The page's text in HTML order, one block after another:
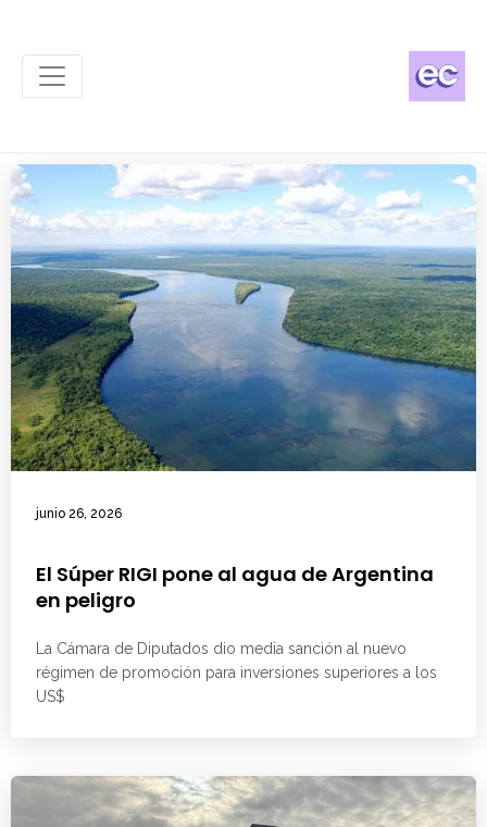
junio 26, 2026
El Súper RIGI pone al agua de Argentina
en peligro
La Cámara de Diputados dio media sanción al nuevo
régimen de promoción para inversiones superiores a los
US$